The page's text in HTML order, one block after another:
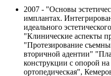
2007 - "Основы
имплантах.
идеального
"Клинические аспекты
"Протезирование
вторичной адентии"
конструкции с опорой
ортопедическая",